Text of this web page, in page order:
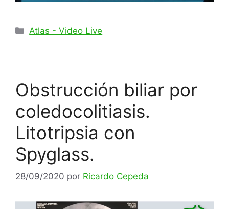
Categorías
Atlas - Video Live
Obstrucción biliar por
coledocolitiasis.
Litotripsia con
Spyglass.
28/09/2020 por Ricardo Cepeda